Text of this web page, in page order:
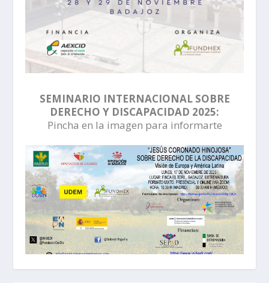
SEMINARIO INTERNACIONAL SOBRE
DERECHO Y DISCAPACIDAD 2025:
Pincha en la imagen para informarte